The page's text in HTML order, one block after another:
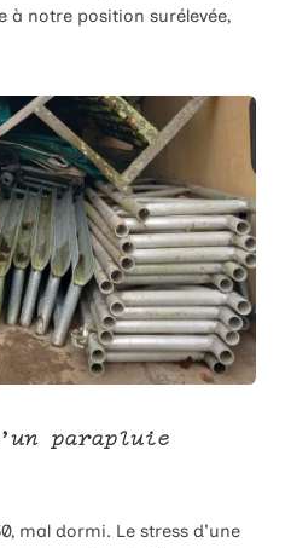
à notre position surélevée,
parapluie
mal dormi. Le stress d'une